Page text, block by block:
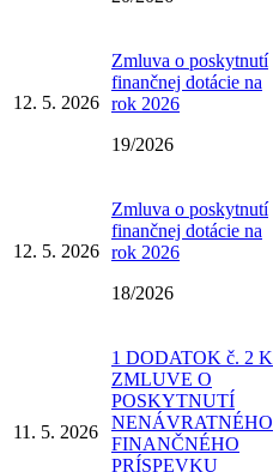
12. 5. 2026
Zmluva o poskytnutí
finančnej dotácie na
rok 2026
19/2026
12. 5. 2026
Zmluva o poskytnutí
finančnej dotácie na
rok 2026
18/2026
11. 5. 2026
1 DODATOK č. 2 K
ZMLUVE O
POSKYTNUTÍ
NENÁVRATNÉHO
FINANČNÉHO
PRÍSPEVKU